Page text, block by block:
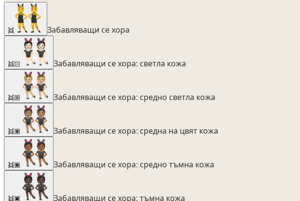
👯 Забавляващи се хора
👯🏻 Забавляващи се хора: светла кожа
👯🏼 Забавляващи се хора: средно светла кожа
👯🏽 Забавляващи се хора: средна на цвят кожа
👯🏾 Забавляващи се хора: средно тъмна кожа
👯🏿 Забавляващи се хора: тъмна кожа